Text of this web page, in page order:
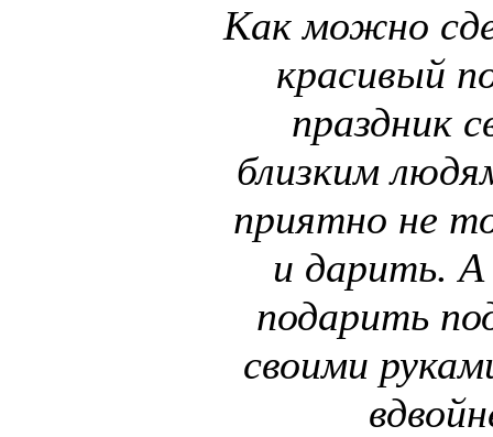
Как можно
красивый
праздник
близким
приятно не
и дарить.
подарить
своими